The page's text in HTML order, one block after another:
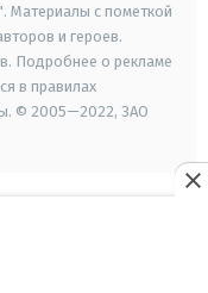
Материалы с пометкой
и героев.
Подробнее о рекламе
в правилах
© 2005—2022, ЗАО